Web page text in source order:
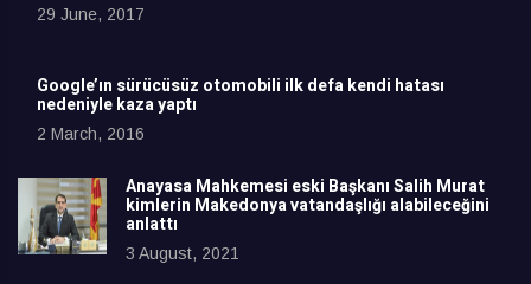
29 June, 2017
Google’ın sürücüsüz otomobili ilk defa kendi hatası
nedeniyle kaza yaptı
2 March, 2016
Anayasa Mahkemesi eski Başkanı Salih Murat
kimlerin Makedonya vatandaşlığı alabileceğini
anlattı
3 August, 2021